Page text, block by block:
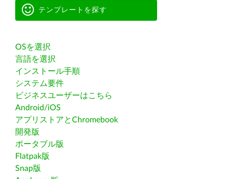
テンプレートを探す
OSを選択
言語を選択
インストール手順
システム要件
ビジネスユーザーはこちら
Android/iOS
アプリストアとChromebook
開発版
ポータブル版
Flatpak版
Snap版